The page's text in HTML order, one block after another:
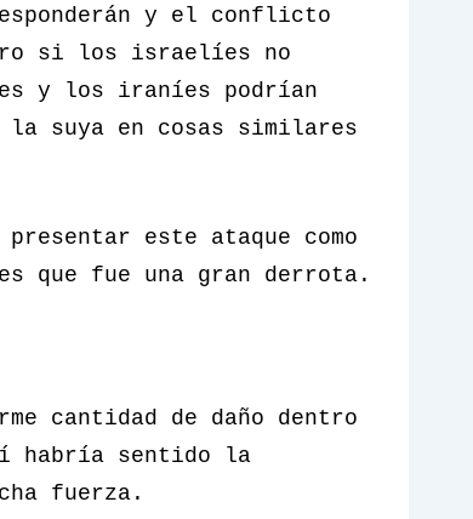
y el conflicto
si los israelíes no
y los iraníes podrían
suya en cosas similares
este ataque como
que fue una gran derrota.
cantidad de daño dentro
habría sentido la
fuerza.